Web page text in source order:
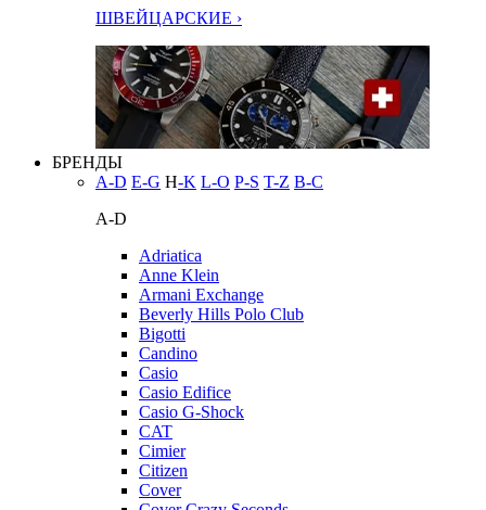
ШВЕЙЦАРСКИЕ ›
БРЕНДЫ
A-D E-G H-K L-O P-S T-Z В-С
A-D
Adriatica
Anne Klein
Armani Exchange
Beverly Hills Polo Club
Bigotti
Candino
Casio
Casio Edifice
Casio G-Shock
CAT
Cimier
Citizen
Cover